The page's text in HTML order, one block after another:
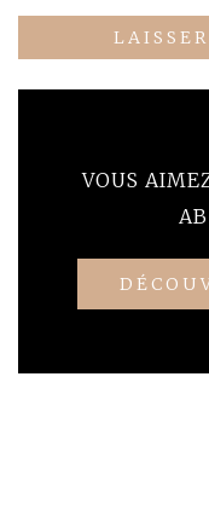
VOUS